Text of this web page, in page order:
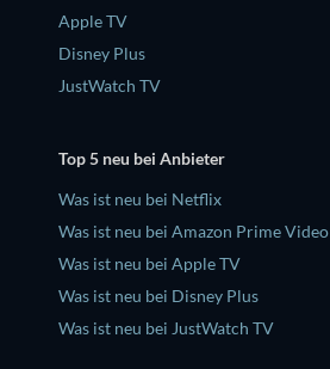
Apple TV
Disney Plus
JustWatch TV
Top 5 neu bei Anbieter
Was ist neu bei Netflix
Was ist neu bei Amazon Prime Video
Was ist neu bei Apple TV
Was ist neu bei Disney Plus
Was ist neu bei JustWatch TV